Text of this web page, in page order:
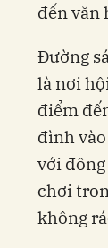
đến văn
Đường
là nơi
điểm
đình
với
chơi
không